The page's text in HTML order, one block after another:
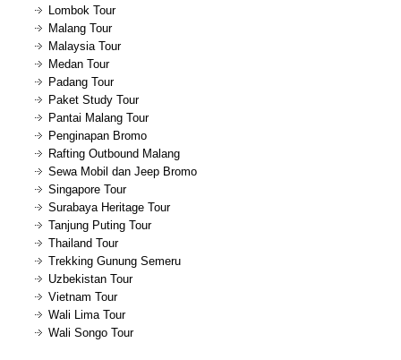
Lombok Tour
Malang Tour
Malaysia Tour
Medan Tour
Padang Tour
Paket Study Tour
Pantai Malang Tour
Penginapan Bromo
Rafting Outbound Malang
Sewa Mobil dan Jeep Bromo
Singapore Tour
Surabaya Heritage Tour
Tanjung Puting Tour
Thailand Tour
Trekking Gunung Semeru
Uzbekistan Tour
Vietnam Tour
Wali Lima Tour
Wali Songo Tour